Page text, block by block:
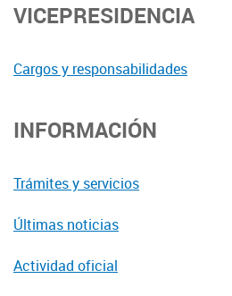
VICEPRESIDENCIA
Cargos y responsabilidades
INFORMACIÓN
Trámites y servicios
Últimas noticias
Actividad oficial